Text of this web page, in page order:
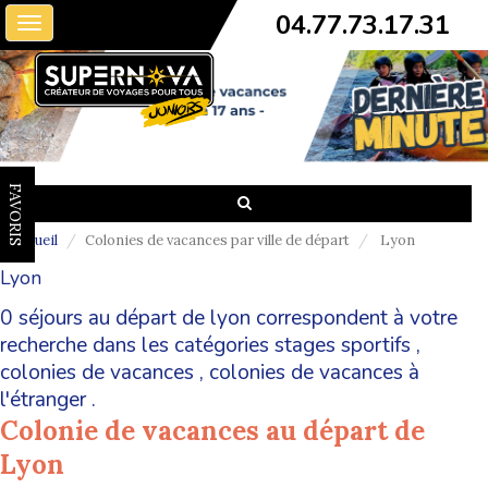
Toggle
navigation
04.77.73.17.31
FAVORIS
Accueil Colonies de vacances par ville de départ Lyon
Lyon
0 séjours au départ de lyon correspondent à votre
recherche dans les catégories stages sportifs ,
colonies de vacances , colonies de vacances à
l'étranger.
Colonie de vacances au départ de
Lyon